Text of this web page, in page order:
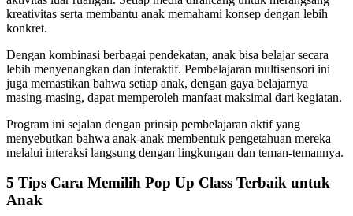
kreativitas serta membantu anak memahami konsep dengan lebih
konkret.
Dengan kombinasi berbagai pendekatan, anak bisa belajar secara
lebih menyenangkan dan interaktif. Pembelajaran multisensori ini
juga memastikan bahwa setiap anak, dengan gaya belajarnya
masing-masing, dapat memperoleh manfaat maksimal dari kegiatan.
Program ini sejalan dengan prinsip pembelajaran aktif yang
menyebutkan bahwa anak-anak membentuk pengetahuan mereka
melalui interaksi langsung dengan lingkungan dan teman-temannya.
5 Tips Cara Memilih Pop Up Class Terbaik untuk
Anak